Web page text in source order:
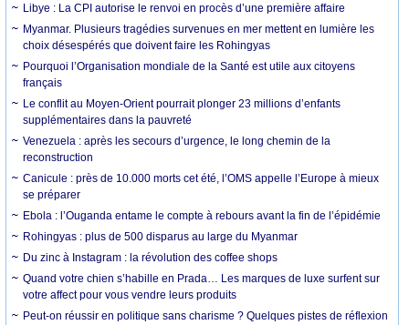
Libye : La CPI autorise le renvoi en procès d’une première affaire
Myanmar. Plusieurs tragédies survenues en mer mettent en lumière les
choix désespérés que doivent faire les Rohingyas
Pourquoi l’Organisation mondiale de la Santé est utile aux citoyens
français
Le conflit au Moyen-Orient pourrait plonger 23 millions d’enfants
supplémentaires dans la pauvreté
Venezuela : après les secours d’urgence, le long chemin de la
reconstruction
Canicule : près de 10.000 morts cet été, l’OMS appelle l’Europe à mieux
se préparer
Ebola : l’Ouganda entame le compte à rebours avant la fin de l’épidémie
Rohingyas : plus de 500 disparus au large du Myanmar
Du zinc à Instagram : la révolution des coffee shops
Quand votre chien s’habille en Prada… Les marques de luxe surfent sur
votre affect pour vous vendre leurs produits
Peut-on réussir en politique sans charisme ? Quelques pistes de réflexion